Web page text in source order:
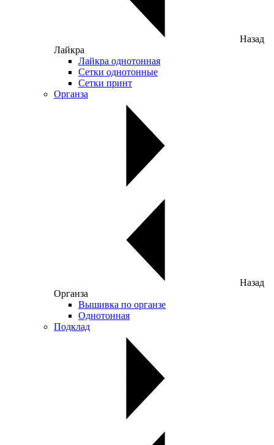
Назад
Лайкра
Лайкра однотонная
Сетки однотонные
Сетки принт
Органза
Назад
Органза
Вышивка по органзе
Однотонная
Подклад